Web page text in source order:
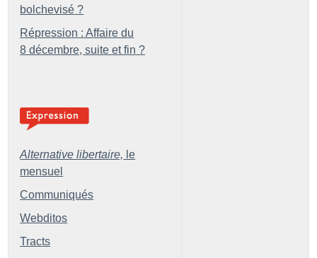
bolchevisé ?
Répression : Affaire du
8 décembre, suite et fin ?
Alternative libertaire, le
mensuel
Communiqués
Webditos
Tracts